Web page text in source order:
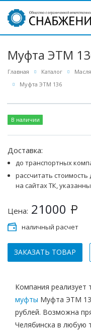
Муфта ЭТМ
Главная Каталог
Муфта ЭТМ 136
В наличии
Доставка:
до транспортных
рассчитать
на сайтах ТК,
Цена: 21000 Р
наличный расчет
ЗАКАЗАТЬ ТОВАР
Компания реализует
муфты Муфта ЭТМ
рублей. Возможна
Челябинска в любую